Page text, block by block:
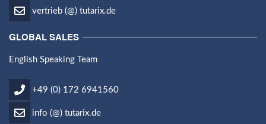
vertrieb (@) tutarix.de
GLOBAL SALES
English Speaking Team
+49 (0) 172 6941560
info (@) tutarix.de